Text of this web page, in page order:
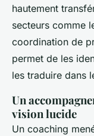
hautement
secteurs comme
coordination de
permet de les
les traduire dans
Un
vision lucide
Un coaching